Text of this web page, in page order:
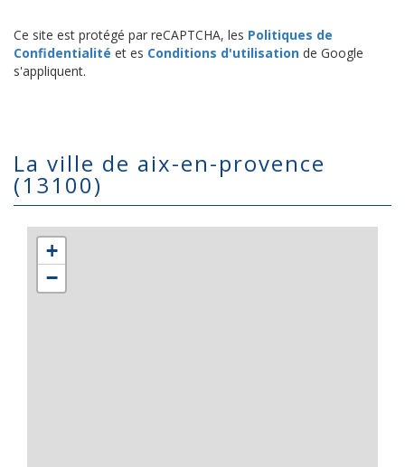
Ce site est protégé par reCAPTCHA, les Politiques de
Confidentialité et es Conditions d'utilisation de Google
s'appliquent.
la ville de aix-en-provence
(13100)
+
−